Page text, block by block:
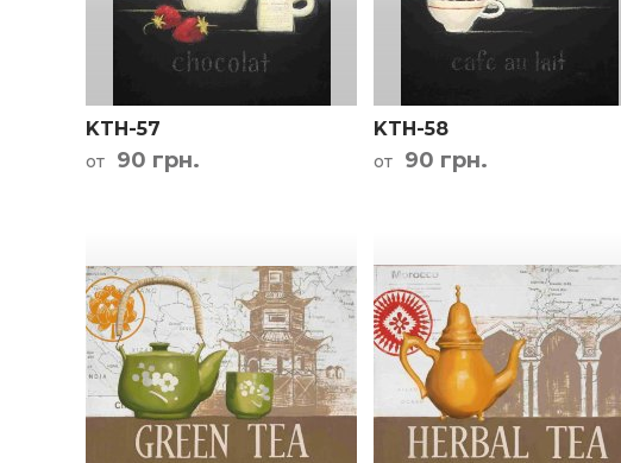
KTH-57
от 90 грн.
KTH-58
от 90 грн.
Карта проезда